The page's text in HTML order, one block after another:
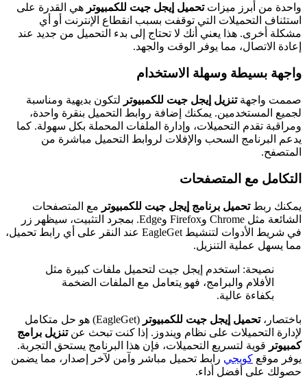
واحدة من أبرز ميزاتتحميل إيجل جيت للكمبيوتر هي القدرة على
استئناف التحميلات التي توقفت بسبب انقطاع الإنترنت أو أي
مشكلة أخرى. هذا يعني أنك لا تحتاج إلى بدء التحميل من جديد عند
إعادة الاتصال، مما يوفر الوقت والجهد.
واجهة بسيطة وسهلة الاستخدام
صممت واجهةتنزيل إيجل جيت للكمبيوتر لتكون بديهية ومناسبة
لجميع المستخدمين. يمكنك إضافة روابط التحميل بنقرة واحدة،
ومراقبة تقدم التحميلات، وإدارة الملفات المحملة بكل سهولة. كما
يدعم البرنامج السحب والإفلات لروابط التحميل مباشرة من
المتصفح.
التكامل مع المتصفحات
يمكنك ربطتحميل برنامج إيجل جيت للكمبيوتر مع المتصفحات
الشائعة مثل Chrome وFirefox وEdge. بمجرد التثبيت، سيظهر زر
في شريط الأدوات لتنشيط EagleGet عند النقر على أي رابط تحميل،
مما يسهل عملية التنزيل.
نصيحة: استخدم إيجل جيت لتحميل ملفات كبيرة مثل
الأفلام والبرامج، فهو يتعامل مع الملفات الضخمة
بكفاءة عالية.
باختصار،تحميل إيجل جيت للكمبيوتر
(EagleGet) هو حل متكامل
لإدارة التحميلات على نظام ويندوز. إذا كنت تبحث عنتنزيل برامج
كمبيوتر قوية لتسريع التحميلات، فإن هذا البرنامج يستحق التجربة.
يوفر موقع كويجي رابط تحميل مباشر وآمن لآخر إصدار، مما يضمن
حصولك على أفضل أداء.